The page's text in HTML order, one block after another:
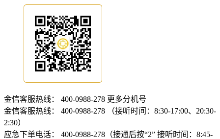
金信客服热线： 400-0988-278 更多分机号
金信客服热线：
400-0988-278 （接听时间：8:30-17:00、20:30-
2:30）
应急下单电话：
400-0988-278（接通后按“2” 接听时间：8:45-